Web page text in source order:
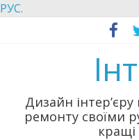
РУС.
Дизайн
ремонту своїми
кращі